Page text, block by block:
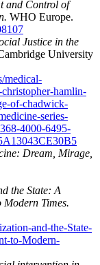
and Control of
WHO Europe.
Justice in the
University
medical-
hamlin-
of-chadwick-
series-
4000-6495-
Dream, Mirage,
the State: A
Times.
and-the-State-
to-Modern-